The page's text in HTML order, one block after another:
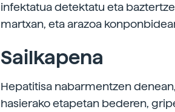
infektatua detektatu eta
martxan, eta arazoa
Sailkapena
Hepatitisa nabarmentzen
hasierako etapetan bederen,